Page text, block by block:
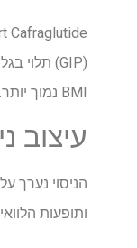
BMI נמוך יותר.
עיצוב
ותופעות